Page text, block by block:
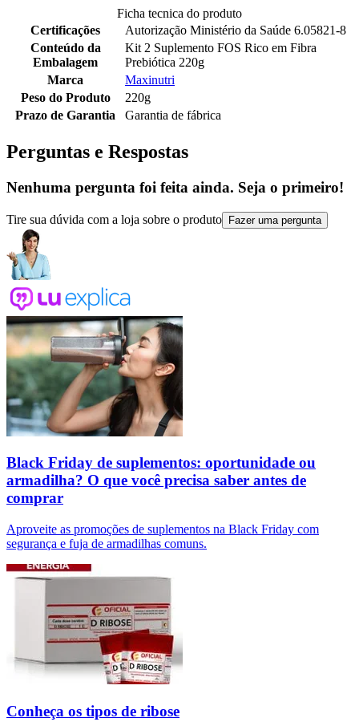
Ficha tecnica do produto
Certificações
Autorização Ministério da Saúde 6.05821-8
Conteúdo da
Embalagem
Kit 2 Suplemento FOS Rico em Fibra
Prebiótica 220g
Marca
Maxinutri
Peso do Produto
220g
Prazo de Garantia
Garantia de fábrica
Perguntas e Respostas
Nenhuma pergunta foi feita ainda. Seja o primeiro!
Tire sua dúvida com a loja sobre o produto Fazer uma pergunta
Black Friday de suplementos: oportunidade ou
armadilha? O que você precisa saber antes de
comprar
Aproveite as promoções de suplementos na Black Friday com
segurança e fuja de armadilhas comuns.
Conheça os tipos de ribose